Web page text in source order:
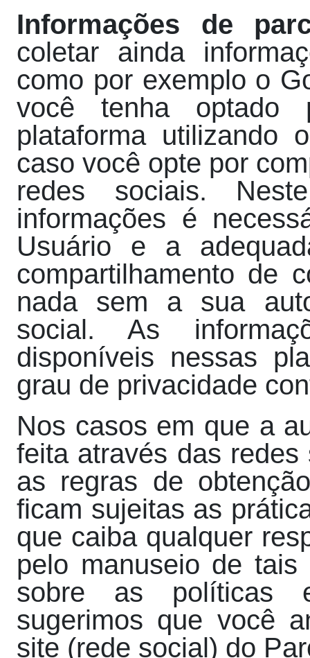
Informações de
coletar ainda
como por exemplo o
você tenha
plataforma
caso você opte por
redes sociais.
informações é
Usuário e a
compartilhamento de
nada sem a sua
social. As
disponíveis nessas
grau de privacidade
Nos casos em que a
feita através das
as regras de
ficam sujeitas as
que caiba qualquer
pelo manuseio de tais
sobre as políticas
sugerimos que você
site (rede social) do